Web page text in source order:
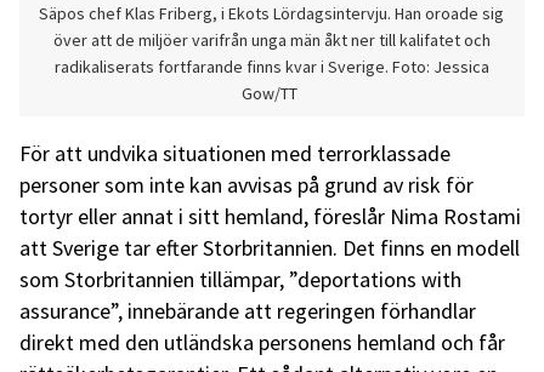
Säpos chef Klas Friberg, i Ekots Lördagsintervju. Han oroade sig
över att de miljöer varifrån unga män åkt ner till kalifatet och
radikaliserats fortfarande finns kvar i Sverige. Foto: Jessica
Gow/TT
För att undvika situationen med terrorklassade
personer som inte kan avvisas på grund av risk för
tortyr eller annat i sitt hemland, föreslår Nima Rostami
att Sverige tar efter Storbritannien. Det finns en modell
som Storbritannien tillämpar, ”deportations with
assurance”, innebärande att regeringen förhandlar
direkt med den utländska personens hemland och får